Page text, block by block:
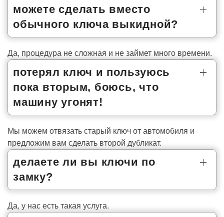
можете сделать вместо
обычного ключа выкидной?
Да, процедура не сложная и не займет много времени.
потерял ключ и пользуюсь
пока вторым, боюсь, что
машину угонят!
Мы можем отвязать старый ключ от автомобиля и
предложим вам сделать второй дубликат.
делаете ли вы ключи по
замку?
Да, у нас есть такая услуга.